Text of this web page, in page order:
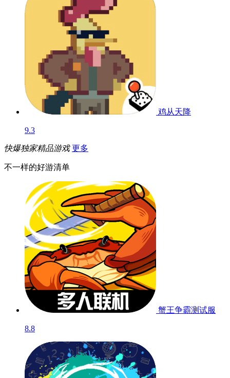
鸡从天降
9.3
快爆独家精品游戏 更多
不一样的好游清单
蟹王争霸测试服
8.8